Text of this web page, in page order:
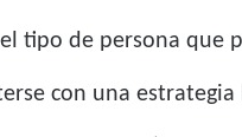
tipo de persona que
con una estrategia